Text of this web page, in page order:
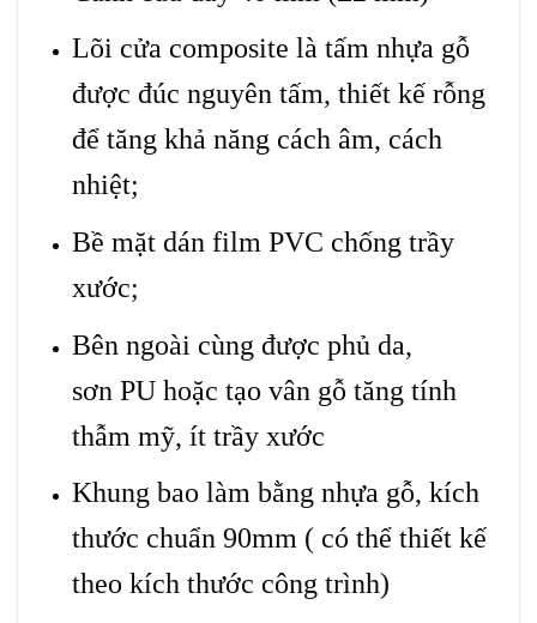
Lõi cửa composite là tấm nhựa gỗ
được đúc nguyên tấm, thiết kế rỗng
để tăng khả năng cách âm, cách
nhiệt;
Bề mặt dán film PVC chống trầy
xước;
Bên ngoài cùng được phủ da,
sơn PU hoặc tạo vân gỗ tăng tính
thẫm mỹ, ít trầy xước
Khung bao làm bằng nhựa gỗ, kích
thước chuẩn 90mm ( có thể thiết kế
theo kích thước công trình)